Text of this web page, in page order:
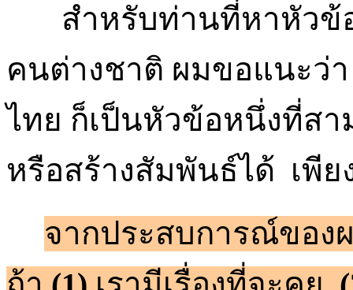
สำหรับท่านที่หาหัวข้อ
คนต่างชาติ ผมขอแนะว่
ไทย ก็เป็นหัวข้อหนึ่งที่ส
หรือสร้างสัมพันธ์ได้ เพี
จากประสบการณ์ของ